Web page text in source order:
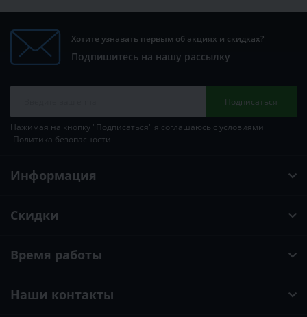
Хотите узнавать первым об акциях и скидках?
Подпишитесь на нашу рассылку
Подписаться
Нажимая на кнопку "Подписаться" я соглашаюсь с условиями
Политика безопасности
Информация
Скидки
Время работы
Наши контакты